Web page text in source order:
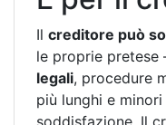
Il creditore può
le proprie pretese
legali, procedure
più lunghi e